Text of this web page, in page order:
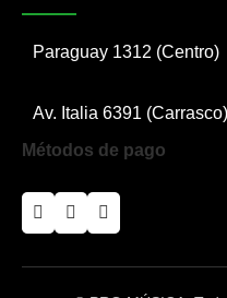
Paraguay 1312 (Centro)
Av. Italia 6391 (Carrasco)
Métodos de pago